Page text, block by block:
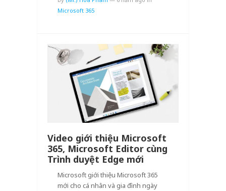
Microsoft 365
Video giới thiệu Microsoft
365, Microsoft Editor cùng
Trình duyệt Edge mới
Microsoft giới thiệu Microsoft 365
mới cho cá nhân và gia đình ngày